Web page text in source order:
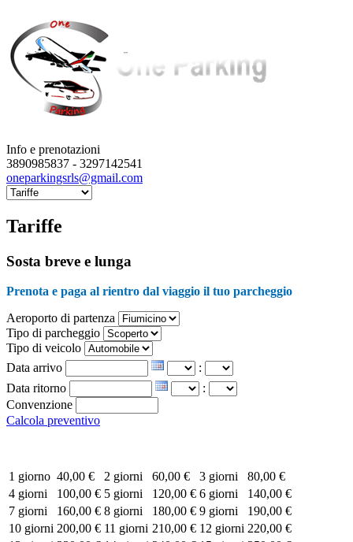
Info e prenotazioni
3890985837 - 3297142541
oneparkingsrls@gmail.com
Tariffe
Sosta breve e lunga
Prenota e paga al rientro dal viaggio il tuo parcheggio
Aeroporto di partenza
Tipo di parcheggio
Tipo di veicolo
Data arrivo
:
Data ritorno
:
Convenzione
Calcola preventivo
1 giorno 40,00 € 2 giorni 60,00 € 3 giorni
80,00 €
4 giorni
100,00 € 5 giorni 120,00 € 6 giorni
140,00 €
7 giorni
160,00 € 8 giorni 180,00 € 9 giorni
190,00 €
10 giorni 200,00 € 11 giorni 210,00 € 12 giorni 220,00 €